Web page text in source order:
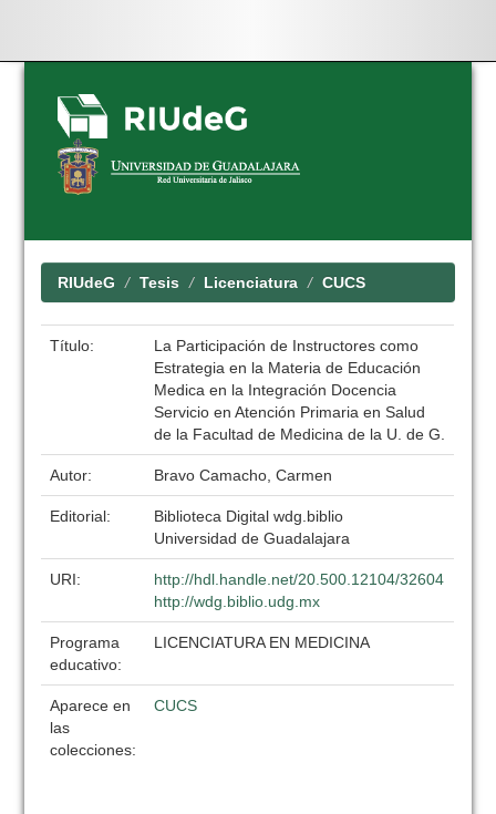
Skip
navigation
RIUdeG Tesis Licenciatura CUCS
Título:
La Participación de Instructores como
Estrategia en la Materia de Educación
Medica en la Integración Docencia
Servicio en Atención Primaria en Salud
de la Facultad de Medicina de la U. de G.
Autor: Bravo Camacho, Carmen
Editorial:
Biblioteca Digital wdg.biblio
Universidad de Guadalajara
URI:
http://hdl.handle.net/20.500.12104/32604
http://wdg.biblio.udg.mx
Programa
educativo:
LICENCIATURA EN MEDICINA
Aparece en
las
colecciones:
CUCS